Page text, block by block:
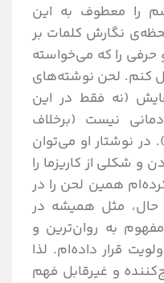
را معطوف به این
نگارش کلمات بر
حرفی را که می‌خواسته
کنم. لحن نوشته‌های
(نه فقط در این
نیست (برخلاف
نوشتار او می‌توان
شکلی از کاریزما را
همین لحن را در
مثل همیشه در
به روان‌ترین و
قرار داده‌ام. لذا
و غیرقابل فهم